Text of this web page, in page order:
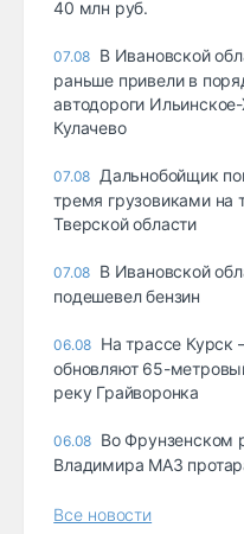
40 млн руб.
07.08 В Ивановской
раньше привели в
автодороги
Кулачево
07.08 Дальнобойщик
тремя грузовиками на
Тверской области
07.08 В Ивановской
подешевел бензин
06.08 На трассе Курск
обновляют 65-
реку Грайворонка
06.08 Во Фрунзенском
Владимира МАЗ
Все новости